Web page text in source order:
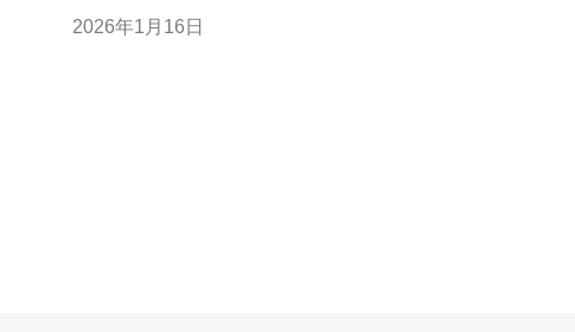
问题。 什么是VPS？ VPS，即虚拟专用服务器（Virtual
2026年1月16日